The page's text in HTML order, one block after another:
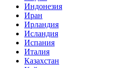
Индонезия
Иран
Ирландия
Исландия
Испания
Италия
Казахстан